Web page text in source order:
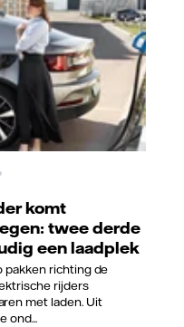
komt
twee derde
een laadplek
pakken richting de
rijders
met laden. Uit
ond...